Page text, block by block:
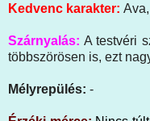
Kedvenc karakter:
Szárnyalás: A testvéri
többszörösen is, ezt
Mélyrepülés: -